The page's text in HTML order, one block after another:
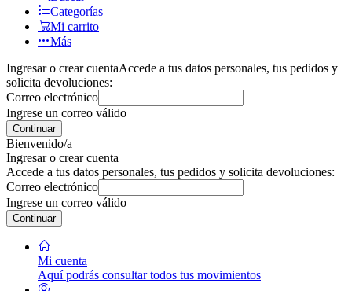
Categorías
Mi carrito
Más
Ingresar o crear cuentaAccede a tus datos personales, tus pedidos y
solicita devoluciones:
Correo electrónico
Ingrese un correo válido
Continuar
Bienvenido/a
Ingresar o crear cuenta
Accede a tus datos personales, tus pedidos y solicita devoluciones:
Correo electrónico
Ingrese un correo válido
Continuar
Mi cuenta
Aquí podrás consultar todos tus movimientos